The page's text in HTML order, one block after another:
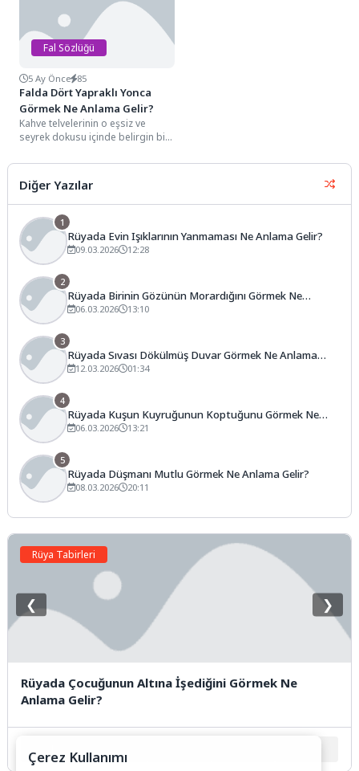
Fal Sözlüğü
5 Ay Önce 85
Falda Dört Yapraklı Yonca
Görmek Ne Anlama Gelir?
Kahve telvelerinin o eşsiz ve
seyrek dokusu içinde belirgin bir
karşılaşmak,...
Diğer Yazılar
1
Rüyada Evin Işıklarının Yanmaması Ne Anlama Gelir?
09.03.2026 12:28
2
Rüyada Birinin Gözünün Morardığını Görmek Ne
Anlama Gelir?
06.03.2026 13:10
3
Rüyada Sıvası Dökülmüş Duvar Görmek Ne Anlama
Gelir?
12.03.2026 01:34
4
Rüyada Kuşun Kuyruğunun Koptuğunu Görmek Ne
Anlama Gelir?
06.03.2026 13:21
5
Rüyada Düşmanı Mutlu Görmek Ne Anlama Gelir?
08.03.2026 20:11
Rüya Tabirleri
Rüyada Çocuğunun Altına İşediğini Görmek Ne
Anlama Gelir?
❮ ❯
Çerez Kullanımı